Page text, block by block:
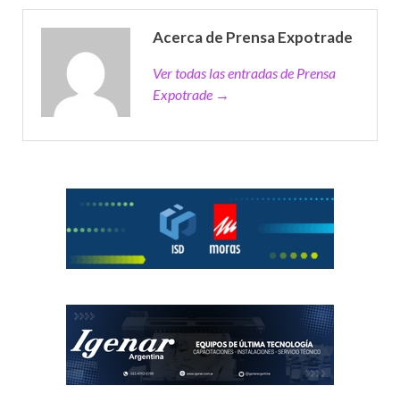
Acerca de Prensa Expotrade
Ver todas las entradas de Prensa
Expotrade →